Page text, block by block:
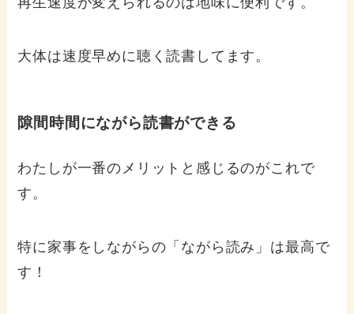
大体は速度早めに聴く読書してます。
隙間時間にながら読書ができる
わたしが一番のメリットと感じるのがこれで
す。
特に家事をしながらの「ながら読み」は最高で
す！